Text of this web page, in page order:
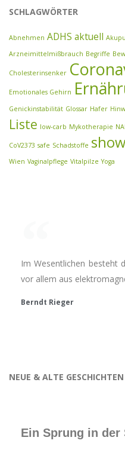
SCHLAGWÖRTER
Abnehmen ADHS aktuell
Arzneimittelmißbrauch Begriffe
Cholesterinsenker
Emotionales Gehirn
Genickinstabilität Glossar Hafer
Liste low-carb Mykotherapie
CoV2373 safe Schadstoffe
Wien Vaginalpflege Vitalpilze Yoga
Im Wesentlichen besteht
vor allem aus
Berndt Rieger
NEUE & ALTE GESCHICHTEN
Ein Sprung in der